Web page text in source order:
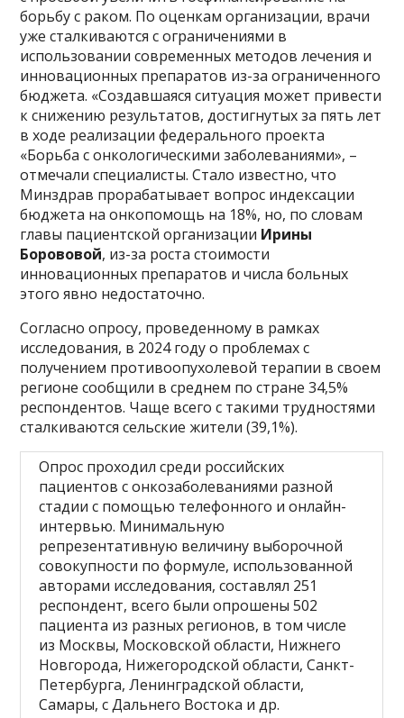
борьбу с раком. По оценкам организации, врачи
уже сталкиваются с ограничениями в
использовании современных методов лечения и
инновационных препаратов из-за ограниченного
бюджета. «Создавшаяся ситуация может привести
к снижению результатов, достигнутых за пять лет
в ходе реализации федерального проекта
«Борьба с онкологическими заболеваниями», –
отмечали специалисты. Стало известно, что
Минздрав прорабатывает вопрос индексации
бюджета на онкопомощь на 18%, но, по словам
главы пациентской организации Ирины
Борововой, из-за роста стоимости
инновационных препаратов и числа больных
этого явно недостаточно.
Согласно опросу, проведенному в рамках
исследования, в 2024 году о проблемах с
получением противоопухолевой терапии в своем
регионе сообщили в среднем по стране 34,5%
респондентов. Чаще всего с такими трудностями
сталкиваются сельские жители (39,1%).
Опрос проходил среди российских
пациентов с онкозаболеваниями разной
стадии с помощью телефонного и онлайн-
интервью. Минимальную
репрезентативную величину выборочной
совокупности по формуле, использованной
авторами исследования, составлял 251
респондент, всего были опрошены 502
пациента из разных регионов, в том числе
из Москвы, Московской области, Нижнего
Новгорода, Нижегородской области, Санкт-
Петербурга, Ленинградской области,
Самары, с Дальнего Востока и др.